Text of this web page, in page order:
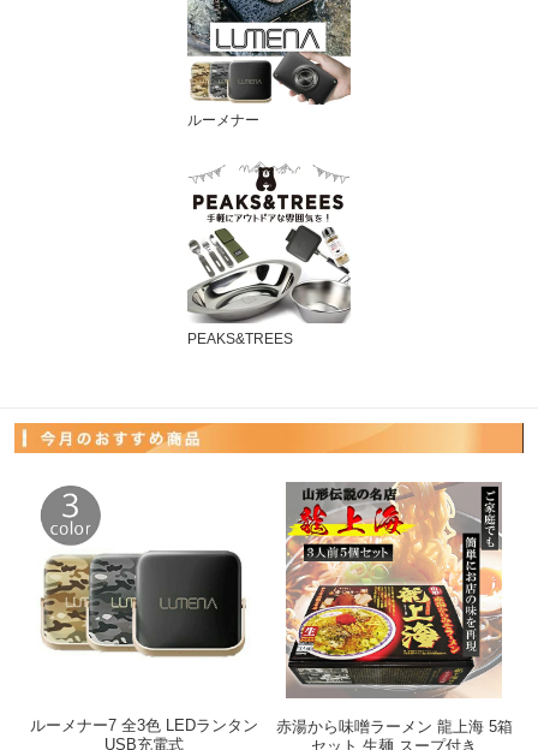
ルーメナー
PEAKS&TREES
ルーメナー7 全3色 LEDランタン
USB充電式
赤湯から味噌ラーメン 龍上海 5箱
セット 生麺 スープ付き